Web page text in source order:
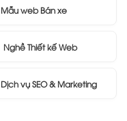
Mẫu web Bán xe
Nghề Thiết kế Web
Dịch vụ SEO & Marketing